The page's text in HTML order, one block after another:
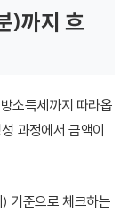
)까지 흐
소득세까지 따라옵
과정에서 금액이
기준으로 체크하는